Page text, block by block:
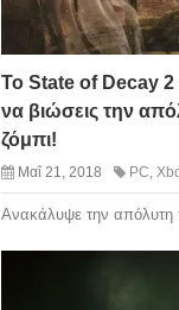
Το State of Decay 2
να βιώσεις την
ζόμπι!
Μαΐ 21, 2018 PC,
Ανακάλυψε την απόλυτη